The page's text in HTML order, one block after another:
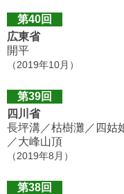
第40回
広東省
開平
（2019年10月）
第39回
四川省
長坪溝／枯樹灘／四姑
／大峰山頂
（2019年8月）
第38回